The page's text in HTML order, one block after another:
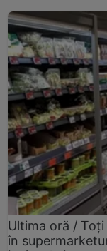
Ultima oră /
în